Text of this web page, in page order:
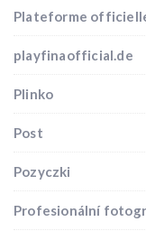
Plateforme
playfinaofficial.de
Plinko
Post
Pozyczki
Profesionální